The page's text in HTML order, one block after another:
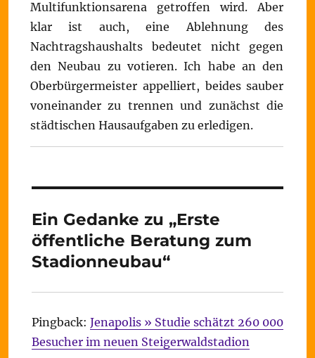
Multifunktionsarena getroffen wird. Aber
klar ist auch, eine Ablehnung des
Nachtragshaushalts bedeutet nicht gegen
den Neubau zu votieren. Ich habe an den
Oberbürgermeister appelliert, beides sauber
voneinander zu trennen und zunächst die
städtischen Hausaufgaben zu erledigen.
Ein Gedanke zu „Erste
öffentliche Beratung zum
Stadionneubau“
Pingback: Jenapolis » Studie schätzt 260 000
Besucher im neuen Steigerwaldstadion